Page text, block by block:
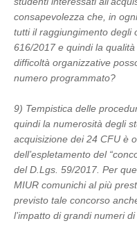
consapevolezza che, in
tutti il raggiungimento degli
616/2017 e quindi la
difficoltà organizzative
numero programmato?
9) Tempistica delle
quindi la numerosità degli
acquisizione dei 24 CFU è
dell’espletamento del
del D.Lgs. 59/2017. Per
MIUR comunichi al più
previsto tale concorso
l’impatto di grandi numeri